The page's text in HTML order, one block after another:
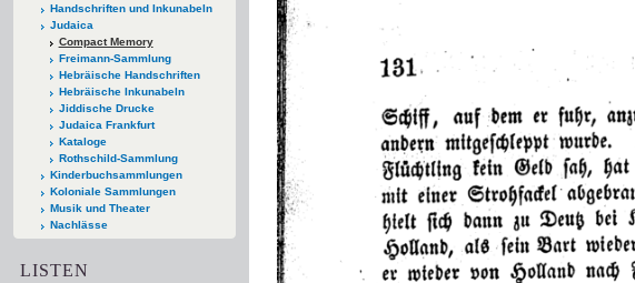
Handschriften und Inkunabeln
Judaica
Compact Memory
Freimann-Sammlung
Hebräische Handschriften
Hebräische Inkunabeln
Jiddische Drucke
Judaica Frankfurt
Kataloge
Rothschild-Sammlung
Kinderbuchsammlungen
Koloniale Sammlungen
Musik und Theater
Nachlässe
LISTEN